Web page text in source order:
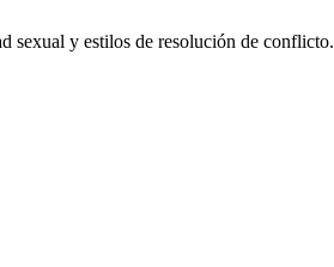
sexual y estilos de resolución de conflicto.